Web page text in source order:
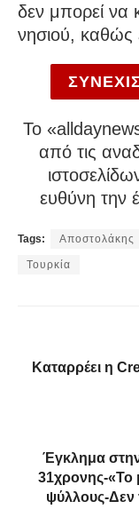
δεν μπορεί να
νησιού, καθώς
To
από τις
ευθύνη την
Tags: Αποστολάκης
Τουρκία
Καταρρέει η
Έγκλημα στην
31χρονης-«Το
ψύλλους-Δεν